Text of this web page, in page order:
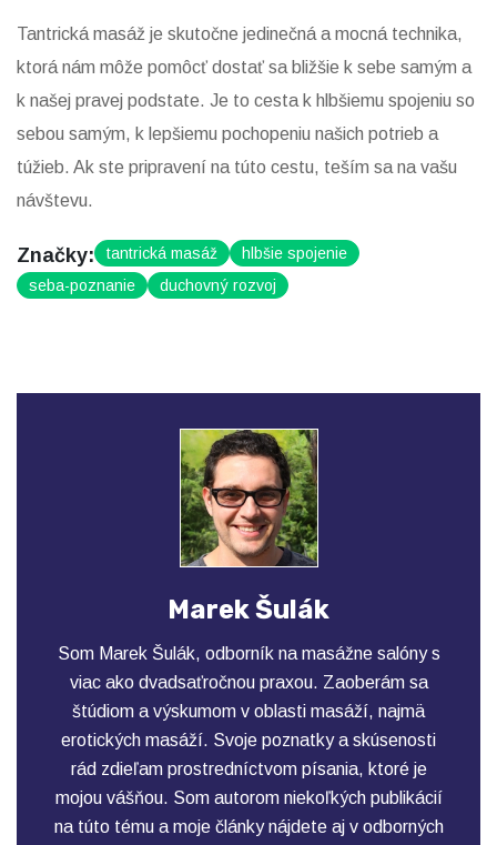
Tantrická masáž je skutočne jedinečná a mocná technika,
ktorá nám môže pomôcť dostať sa bližšie k sebe samým a
k našej pravej podstate. Je to cesta k hlbšiemu spojeniu so
sebou samým, k lepšiemu pochopeniu našich potrieb a
túžieb. Ak ste pripravení na túto cestu, teším sa na vašu
návštevu.
Značky: tantrická masáž
hlbšie spojenie
seba-poznanie
duchovný rozvoj
Marek Šulák
Som Marek Šulák, odborník na masážne salóny s
viac ako dvadsaťročnou praxou. Zaoberám sa
štúdiom a výskumom v oblasti masáží, najmä
erotických masáží. Svoje poznatky a skúsenosti
rád zdieľam prostredníctvom písania, ktoré je
mojou vášňou. Som autorom niekoľkých publikácií
na túto tému a moje články nájdete aj v odborných